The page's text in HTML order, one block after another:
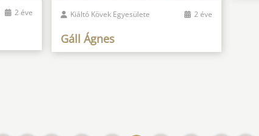
2 éve Kiáltó Kövek Egyesülete 2 éve
Gáll Ágnes